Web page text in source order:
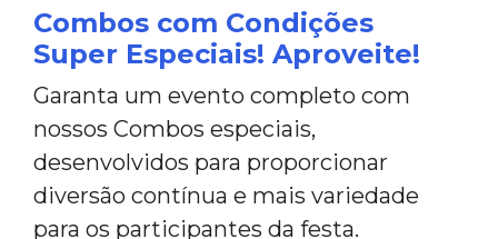
Combos com Condições
Super Especiais! Aproveite!
Garanta um evento completo com
nossos Combos especiais,
desenvolvidos para proporcionar
diversão contínua e mais variedade
para os participantes da festa.